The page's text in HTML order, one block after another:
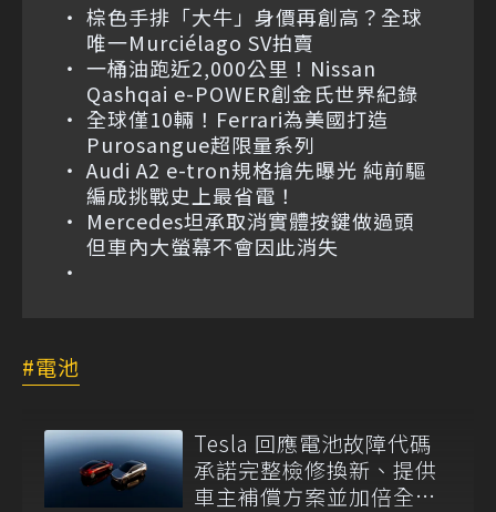
棕色手排「大牛」身價再創高？全球
唯一Murciélago SV拍賣
一桶油跑近2,000公里！Nissan
Qashqai e-POWER創金氏世界紀錄
全球僅10輛！Ferrari為美國打造
Purosangue超限量系列
Audi A2 e-tron規格搶先曝光 純前驅
編成挑戰史上最省電！
Mercedes坦承取消實體按鍵做過頭
但車內大螢幕不會因此消失
電池
Tesla 回應電池故障代碼
承諾完整檢修換新、提供
車主補償方案並加倍全台